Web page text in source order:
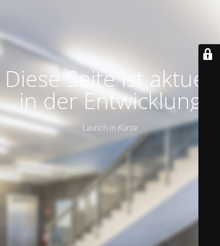
Diese Seite ist aktuell
in der Entwicklung
Launch in Kürze